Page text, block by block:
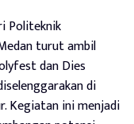
Politeknik
turut ambil
dan Dies
di
Kegiatan ini menjadi